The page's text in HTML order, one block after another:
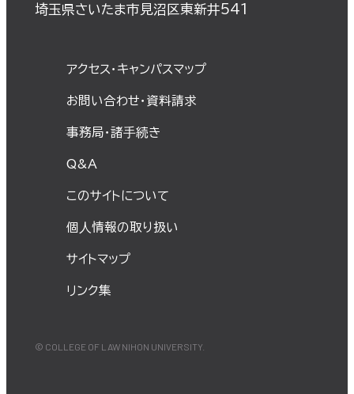
埼玉県さいたま市見沼区東新井541
アクセス・キャンパスマップ
お問い合わせ・資料請求
事務局・諸⼿続き
Q&A
このサイトについて
個⼈情報の取り扱い
サイトマップ
リンク集
© COLLEGE OF LAW NIHON UNIVERSITY.